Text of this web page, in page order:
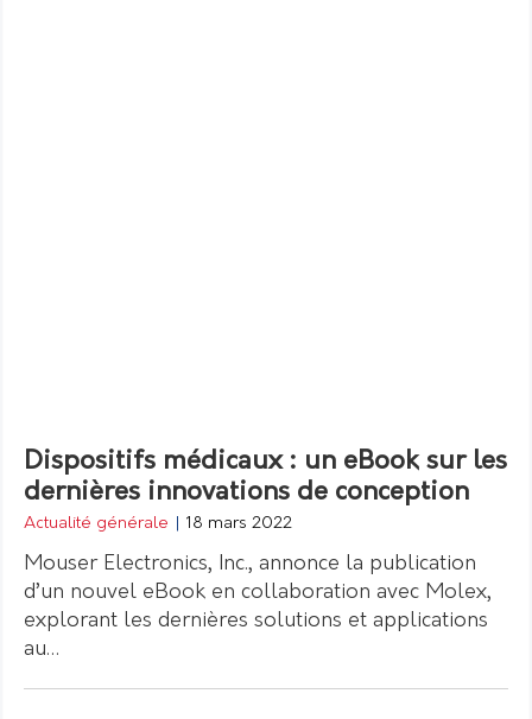
Dispositifs médicaux : un eBook sur les
dernières innovations de conception
Actualité générale 18 mars 2022
Mouser Electronics, Inc., annonce la publication
d’un nouvel eBook en collaboration avec Molex,
explorant les dernières solutions et applications
au…